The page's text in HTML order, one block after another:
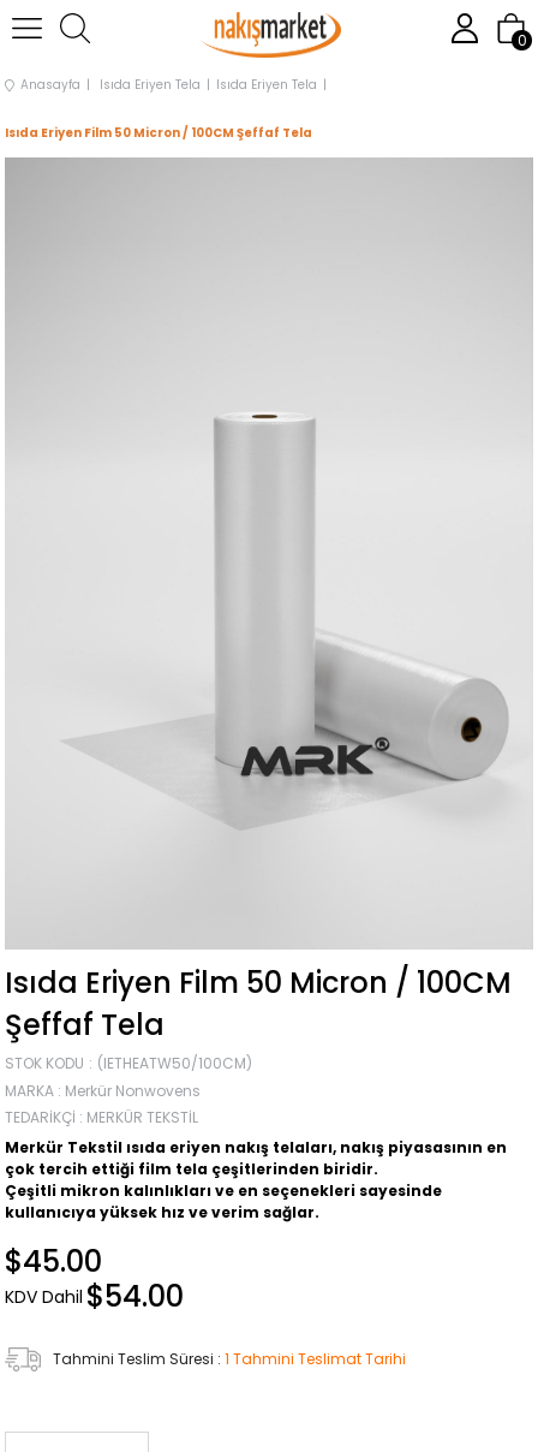
0
Anasayfa Isıda Eriyen Tela Isıda Eriyen Tela
Isıda Eriyen Film 50 Micron / 100CM Şeffaf Tela
Isıda Eriyen Film 50 Micron / 100CM
Şeffaf Tela
STOK KODU
(IETHEATW50/100CM)
MARKA : Merkür Nonwovens
TEDARIKÇI : MERKÜR TEKSTIL
Merkür Tekstil ısıda eriyen nakış telaları, nakış piyasasının en
çok tercih ettiği film tela çeşitlerinden biridir.
Çeşitli mikron kalınlıkları ve en seçenekleri sayesinde
kullanıcıya yüksek hız ve verim sağlar.
$45.00
KDV Dahil $54.00
Tahmini Teslim Süresi : 1 Tahmini Teslimat Tarihi